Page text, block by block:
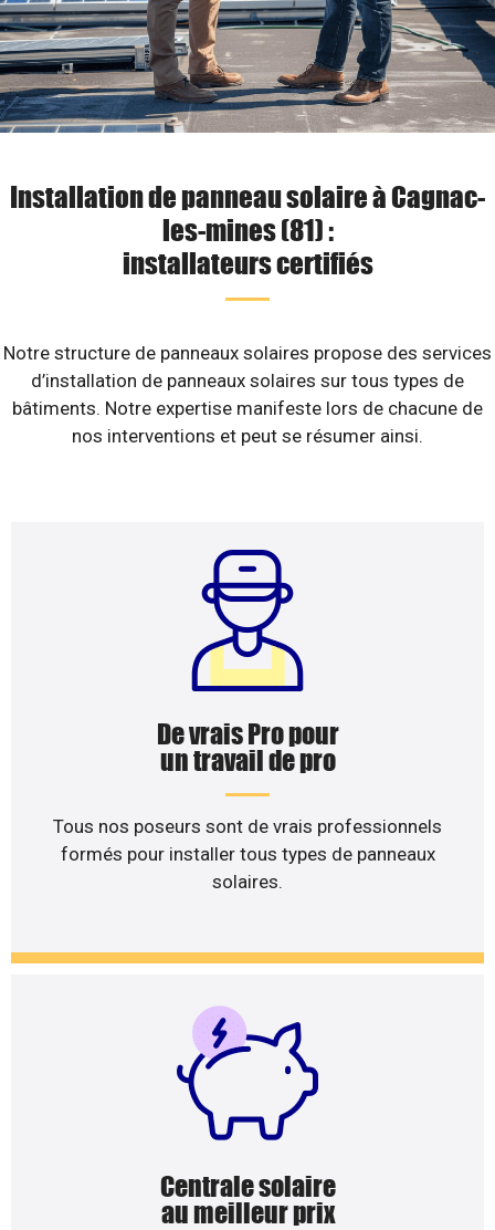
Installation de panneau solaire à Cagnac-
les-mines (81) :
installateurs certifiés
Notre structure de panneaux solaires propose des services
d’installation de panneaux solaires sur tous types de
bâtiments. Notre expertise manifeste lors de chacune de
nos interventions et peut se résumer ainsi.
De vrais Pro pour
un travail de pro
Tous nos poseurs sont de vrais professionnels
formés pour installer tous types de panneaux
solaires.
Centrale solaire
au meilleur prix